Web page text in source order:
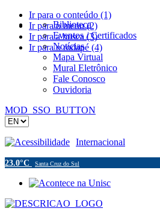
Ir para o conteúdo (1)
Ir para o menu (2)
Ir para a busca (3)
Ir para o rodapé (4)
Biblioteca
Eventos / Certificados
Notícias
Mapa Virtual
Mural Eletrônico
Fale Conosco
Ouvidoria
MOD_SSO_BUTTON
Acessibilidade Internacional
23.0°C Santa Cruz do Sul